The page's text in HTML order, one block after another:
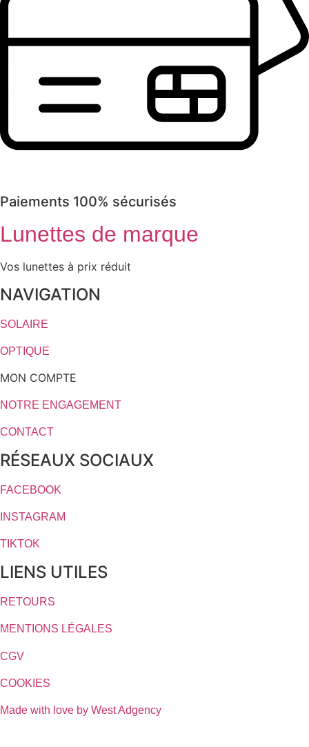
Paiements 100% sécurisés
Lunettes de marque
Vos lunettes à prix réduit
NAVIGATION
SOLAIRE
OPTIQUE
MON COMPTE
NOTRE ENGAGEMENT
CONTACT
RÉSEAUX SOCIAUX
FACEBOOK
INSTAGRAM
TIKTOK
LIENS UTILES
RETOURS
MENTIONS LÉGALES
CGV
COOKIES
Made with love by West Adgency